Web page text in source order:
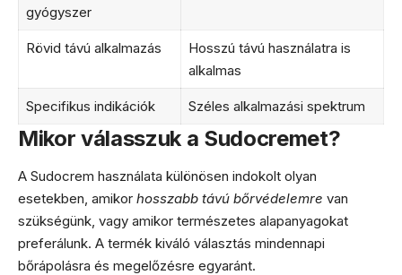
gyógyszer
Rövid távú alkalmazás
Hosszú távú használatra is
alkalmas
Specifikus indikációk Széles alkalmazási spektrum
Mikor válasszuk a Sudocremet?
A Sudocrem használata különösen indokolt olyan
esetekben, amikor hosszabb távú bőrvédelemre van
szükségünk, vagy amikor természetes alapanyagokat
preferálunk. A termék kiváló választás mindennapi
bőrápolásra és megelőzésre egyaránt.